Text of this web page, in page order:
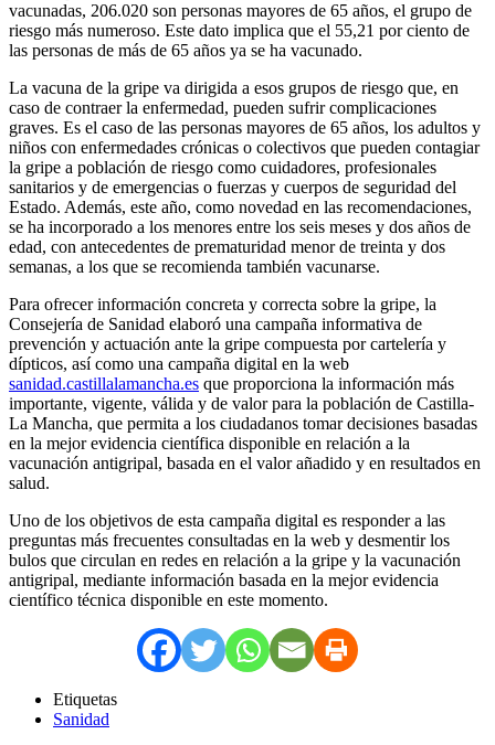
vacunadas, 206.020 son personas mayores de 65 años, el grupo de
riesgo más numeroso. Este dato implica que el 55,21 por ciento de
las personas de más de 65 años ya se ha vacunado.
La vacuna de la gripe va dirigida a esos grupos de riesgo que, en
caso de contraer la enfermedad, pueden sufrir complicaciones
graves. Es el caso de las personas mayores de 65 años, los adultos y
niños con enfermedades crónicas o colectivos que pueden contagiar
la gripe a población de riesgo como cuidadores, profesionales
sanitarios y de emergencias o fuerzas y cuerpos de seguridad del
Estado. Además, este año, como novedad en las recomendaciones,
se ha incorporado a los menores entre los seis meses y dos años de
edad, con antecedentes de prematuridad menor de treinta y dos
semanas, a los que se recomienda también vacunarse.
Para ofrecer información concreta y correcta sobre la gripe, la
Consejería de Sanidad elaboró una campaña informativa de
prevención y actuación ante la gripe compuesta por cartelería y
dípticos, así como una campaña digital en la web
sanidad.castillalamancha.es que proporciona la información más
importante, vigente, válida y de valor para la población de Castilla-
La Mancha, que permita a los ciudadanos tomar decisiones basadas
en la mejor evidencia científica disponible en relación a la
vacunación antigripal, basada en el valor añadido y en resultados en
salud.
Uno de los objetivos de esta campaña digital es responder a las
preguntas más frecuentes consultadas en la web y desmentir los
bulos que circulan en redes en relación a la gripe y la vacunación
antigripal, mediante información basada en la mejor evidencia
científico técnica disponible en este momento.
Etiquetas
Sanidad